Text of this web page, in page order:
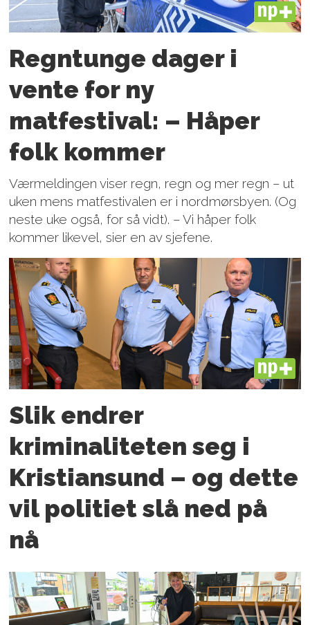
PLUS
Regntunge dager i
vente for ny
matfestival: – Håper
folk kommer
Værmeldingen viser regn, regn og mer regn – ut
uken mens matfestivalen er i nordmørsbyen. (Og
neste uke også, for så vidt). – Vi håper folk
kommer likevel, sier en av sjefene.
PLUS
Slik endrer
kriminaliteten seg i
Kristiansund – og dette
vil politiet slå ned på
nå